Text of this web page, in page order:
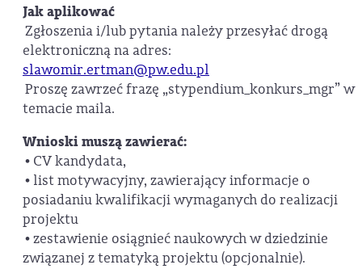
Jak aplikować
Zgłoszenia i/lub pytania należy przesyłać drogą
elektroniczną na adres:
slawomir.ertman@pw.edu.pl
Proszę zawrzeć frazę „stypendium_konkurs_mgr” w
temacie maila.
Wnioski muszą zawierać:
• CV kandydata,
• list motywacyjny, zawierający informacje o
posiadaniu kwalifikacji wymaganych do realizacji
projektu
• zestawienie osiągnieć naukowych w dziedzinie
związanej z tematyką projektu (opcjonalnie).